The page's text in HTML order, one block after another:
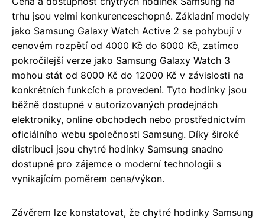
trhu jsou velmi konkurenceschopné. Základní modely
jako Samsung Galaxy Watch Active 2 se pohybují v
cenovém rozpětí od 4000 Kč do 6000 Kč, zatímco
pokročilejší verze jako Samsung Galaxy Watch 3
mohou stát od 8000 Kč do 12000 Kč v závislosti na
konkrétních funkcích a provedení. Tyto hodinky jsou
běžně dostupné v autorizovaných prodejnách
elektroniky, online obchodech nebo prostřednictvím
oficiálního webu společnosti Samsung. Díky široké
distribuci jsou chytré hodinky Samsung snadno
dostupné pro zájemce o moderní technologii s
vynikajícím poměrem cena/výkon.
Závěrem lze konstatovat, že chytré hodinky Samsung